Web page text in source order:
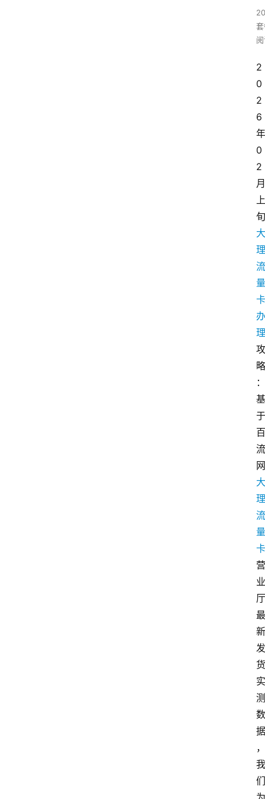
2
0
2
6
年
0
2
月
上
旬
大
理
流
量
卡
办
理
攻
略
：
基
于
百
流
网
大
理
流
量
卡
营
业
厅
最
新
发
货
实
测
数
据
，
我
们